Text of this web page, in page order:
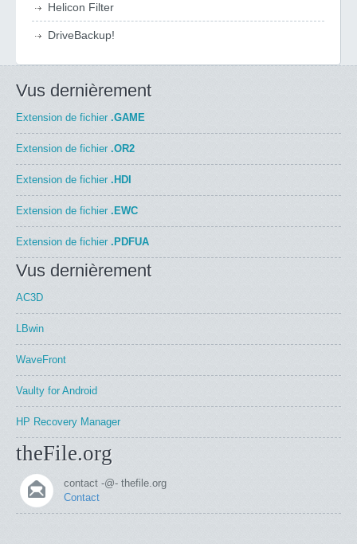
Helicon Filter
DriveBackup!
Vus dernièrement
Extension de fichier .GAME
Extension de fichier .OR2
Extension de fichier .HDI
Extension de fichier .EWC
Extension de fichier .PDFUA
Vus dernièrement
AC3D
LBwin
WaveFront
Vaulty for Android
HP Recovery Manager
theFile.org
contact -@- thefile.org
Contact